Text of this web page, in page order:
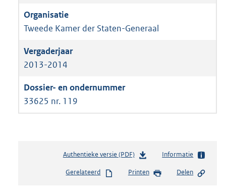
Tweede Kamer der Staten-Generaal
2013-2014
33625 nr. 119
Authentieke versie (PDF)b
s
Informatie
Gerelateerd Printen Delen